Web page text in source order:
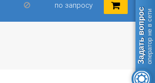
по запросу
Задать вопросоператор не в сети